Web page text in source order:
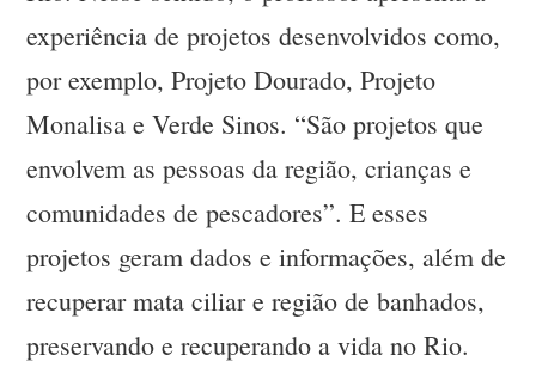
experiência de projetos desenvolvidos como,
por exemplo, Projeto Dourado, Projeto
Monalisa e Verde Sinos. “São projetos que
envolvem as pessoas da região, crianças e
comunidades de pescadores”. E esses
projetos geram dados e informações, além de
recuperar mata ciliar e região de banhados,
preservando e recuperando a vida no Rio.